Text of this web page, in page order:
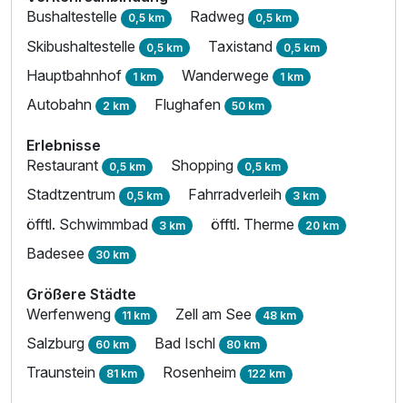
Bushaltestelle 0,5 km Radweg 0,5 km
Skibushaltestelle 0,5 km Taxistand 0,5 km
Hauptbahnhof 1 km Wanderwege 1 km
Autobahn 2 km Flughafen 50 km
Erlebnisse
Restaurant 0,5 km Shopping 0,5 km
Stadtzentrum 0,5 km Fahrradverleih 3 km
öfftl. Schwimmbad 3 km öfftl. Therme 20 km
Badesee 30 km
Größere Städte
Werfenweng 11 km Zell am See 48 km
Salzburg 60 km Bad Ischl 80 km
Traunstein 81 km Rosenheim 122 km